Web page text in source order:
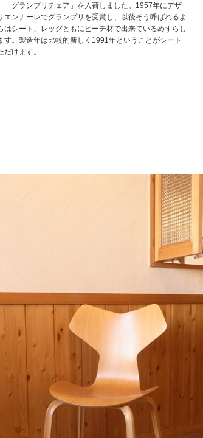
「グランプリチェア」を入荷しました。1957年にデザ
エンナーレでグランプリを受賞し、以後そう呼ばれるよ
はシート、レッグともにビーチ材で出来ているめずらし
す。製造年は比較的新しく1991年ということがシート
けます。